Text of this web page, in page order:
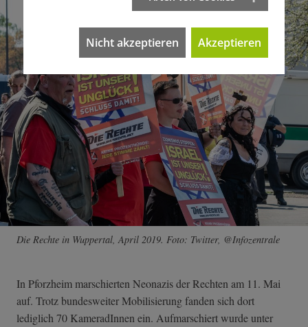
Die Rechte in Wuppertal, April 2019. Foto: Twitter, @Infozentrale
In Pforzheim marschierten Neonazis der Rechten am 11. Mai
auf. Trotz bundesweiter Mobilisierung fanden sich dort
lediglich 70 KameradInnen ein. Aufmarschiert wurde unter
Nicht akzeptieren Akzeptieren